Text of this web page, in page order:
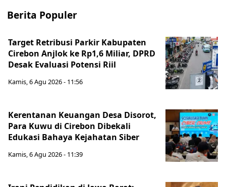
Berita Populer
Target Retribusi Parkir Kabupaten
Cirebon Anjlok ke Rp1,6 Miliar, DPRD
Desak Evaluasi Potensi Riil
Kamis, 6 Agu 2026 - 11:56
Kerentanan Keuangan Desa Disorot,
Para Kuwu di Cirebon Dibekali
Edukasi Bahaya Kejahatan Siber
Kamis, 6 Agu 2026 - 11:39